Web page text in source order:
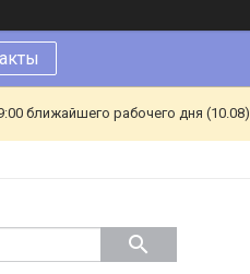
ближайшего рабочего дня (10.08)